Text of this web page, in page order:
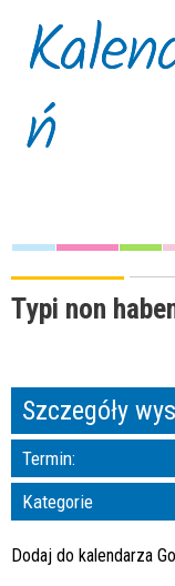
ń
Typi non
Szczegóły
Termin:
Kategorie
Dodaj do kalendarza